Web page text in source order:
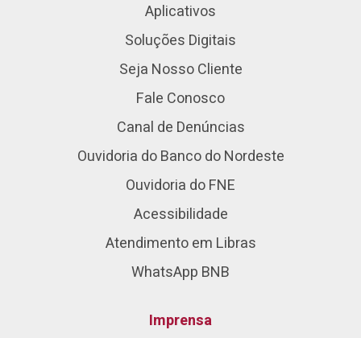
Aplicativos
Soluções Digitais
Seja Nosso Cliente
Fale Conosco
Canal de Denúncias
Ouvidoria do Banco do Nordeste
Ouvidoria do FNE
Acessibilidade
Atendimento em Libras
WhatsApp BNB
Imprensa